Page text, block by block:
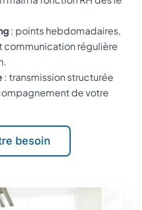
: points hebdomadaires,
communication régulière
: transmission structurée
de votre
besoin